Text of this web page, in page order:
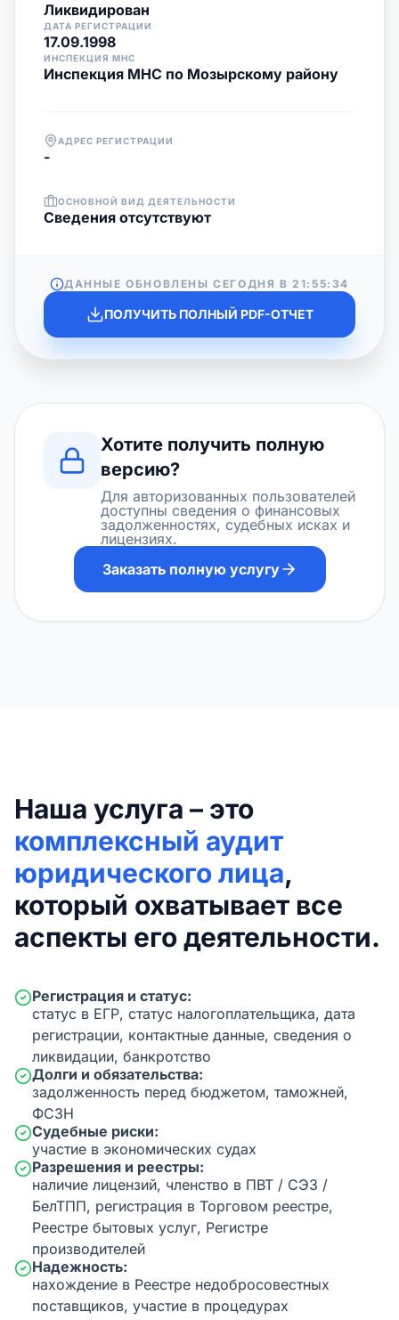
Ликвидирован
ДАТА РЕГИСТРАЦИИ
17.09.1998
ИНСПЕКЦИЯ МНС
Инспекция МНС по Мозырскому району
АДРЕС РЕГИСТРАЦИИ
-
ОСНОВНОЙ ВИД ДЕЯТЕЛЬНОСТИ
Cведения отсутствуют
ДАННЫЕ ОБНОВЛЕНЫ СЕГОДНЯ В21:55:34
ПОЛУЧИТЬ ПОЛНЫЙ PDF-ОТЧЕТ
Хотите получить полную
версию?
Для авторизованных пользователей
доступны сведения о финансовых
задолженностях, судебных исках и
лицензиях.
Заказать полную услугу
Наша услуга – это
комплексный аудит
юридического лица,
который охватывает все
аспекты его деятельности.
Регистрация и статус:
статус в ЕГР, статус налогоплательщика, дата
регистрации, контактные данные, сведения о
ликвидации, банкротство
Долги и обязательства:
задолженность перед бюджетом, таможней,
ФСЗН
Судебные риски:
участие в экономических судах
Разрешения и реестры:
наличие лицензий, членство в ПВТ / СЭЗ /
БелТПП, регистрация в Торговом реестре,
Реестре бытовых услуг, Регистре
производителей
Надежность:
нахождение в Реестре недобросовестных
поставщиков, участие в процедурах